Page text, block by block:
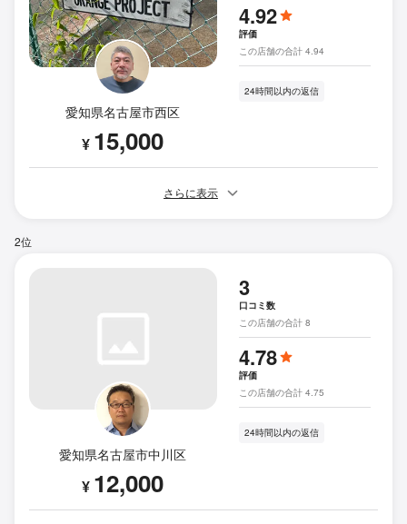
愛知県名古屋市西区
¥ 15,000
4.92
評価
この店舗の合計 4.94
24時間以内の返信
さらに表示
2位
愛知県名古屋市中川区
¥ 12,000
3
口コミ数
この店舗の合計 8
4.78
評価
この店舗の合計 4.75
24時間以内の返信